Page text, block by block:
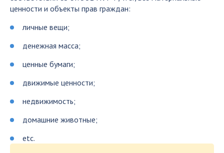
ценности и объекты прав граждан:
личные вещи;
денежная масса;
ценные бумаги;
движимые ценности;
недвижимость;
домашние животные;
etc.